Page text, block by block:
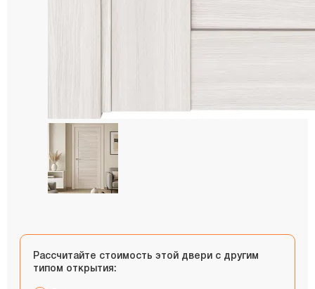
Рассчитайте стоимость этой двери с другим
типом открытия: